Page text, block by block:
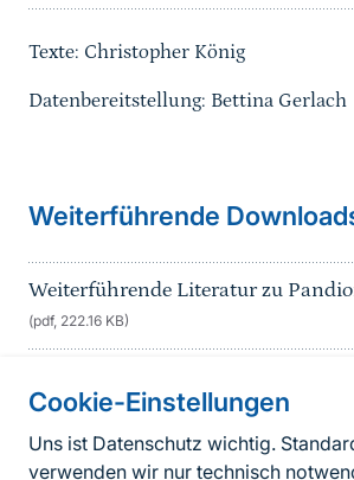
Cookie-Einstellungen
Uns ist Datenschutz wichtig.
verwenden wir nur technisch
Texte: Christopher König
Datenbereitstellung: Bettina Gerlach
Weiterführende
Weiterführende Literatur zu
(pdf, 222.16 KB)
Informationen zur Seite